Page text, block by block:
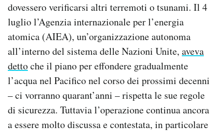
dovessero verificarsi altri terremoti o tsunami. Il 4
luglio l’Agenzia internazionale per l’energia
atomica (AIEA), un’organizzazione autonoma
all’interno del sistema delle Nazioni Unite, aveva
dettoche il piano per effondere gradualmente
l’acqua nel Pacifico nel corso dei prossimi decenni
– ci vorranno quarant’anni – rispetta le sue regole
di sicurezza. Tuttavia l’operazione continua ancora
a essere molto discussa e contestata, in particolare